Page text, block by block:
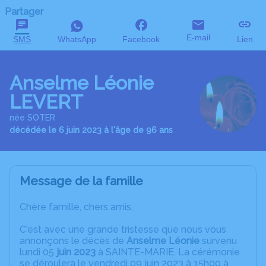
Partager
SMS WhatsApp Facebook E-mail Lien
Anselme Léonie
LEVERT
née SOTER
décédée le 6 juin 2023 à l'âge de 96 ans
Message de la famille
Chère famille, chers amis,
C'est avec une grande tristesse que nous vous
annonçons le décès de Anselme Léonie survenu
lundi 05 juin 2023 à SAINTE-MARIE. La cérémonie
se déroulera le vendredi 09 juin 2023 à 15h00 à